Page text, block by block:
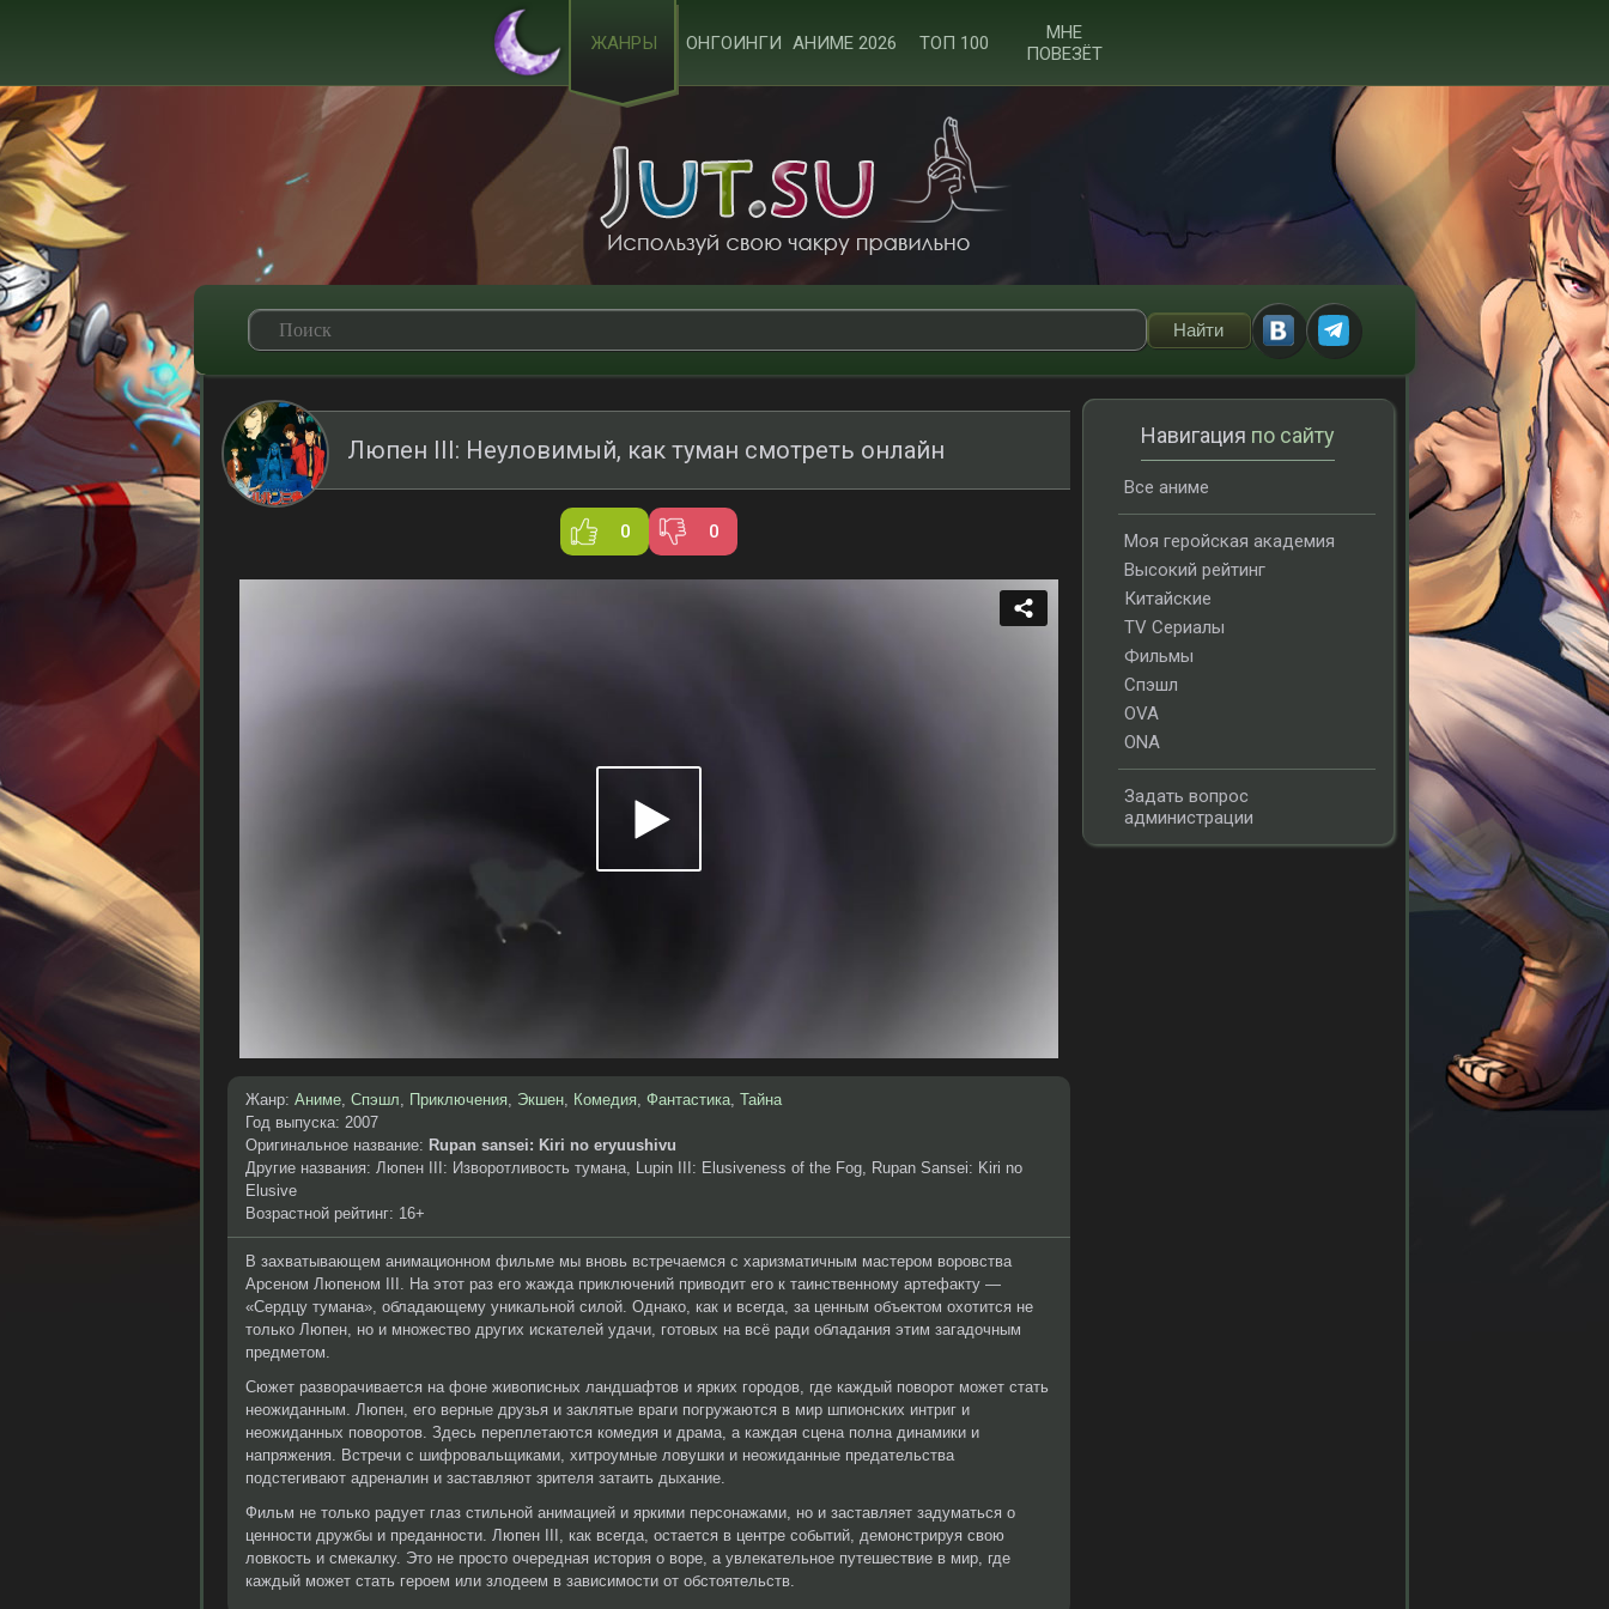
ЖАНРЫ ОНГОИНГИ АНИМЕ 2026 ТОП 100
МНЕ
ПОВЕЗЁТ
Люпен III: Неуловимый, как туман смотреть онлайн
0 0
Жанр: Аниме, Спэшл, Приключения, Экшен, Комедия, Фантастика, Тайна
Год выпуска: 2007
Оригинальное название: Rupan sansei: Kiri no eryuushivu
Другие названия: Люпен III: Изворотливость тумана, Lupin III: Elusiveness of the Fog, Rupan Sansei: Kiri no
Elusive
Возрастной рейтинг: 16+
В захватывающем анимационном фильме мы вновь встречаемся с харизматичным мастером воровства
Арсеном Люпеном III. На этот раз его жажда приключений приводит его к таинственному артефакту —
«Сердцу тумана», обладающему уникальной силой. Однако, как и всегда, за ценным объектом охотится не
только Люпен, но и множество других искателей удачи, готовых на всё ради обладания этим загадочным
предметом.
Сюжет разворачивается на фоне живописных ландшафтов и ярких городов, где каждый поворот может стать
неожиданным. Люпен, его верные друзья и заклятые враги погружаются в мир шпионских интриг и
неожиданных поворотов. Здесь переплетаются комедия и драма, а каждая сцена полна динамики и
напряжения. Встречи с шифровальщиками, хитроумные ловушки и неожиданные предательства
подстегивают адреналин и заставляют зрителя затаить дыхание.
Фильм не только радует глаз стильной анимацией и яркими персонажами, но и заставляет задуматься о
ценности дружбы и преданности. Люпен III, как всегда, остается в центре событий, демонстрируя свою
ловкость и смекалку. Это не просто очередная история о воре, а увлекательное путешествие в мир, где
каждый может стать героем или злодеем в зависимости от обстоятельств.
Навигация по сайту
Все аниме
Моя геройская академия
Высокий рейтинг
Китайские
TV Сериалы
Фильмы
Спэшл
OVA
ONA
Задать вопрос
администрации